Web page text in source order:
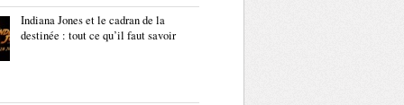
Indiana Jones et le cadran de la
destinée : tout ce qu’il faut savoir